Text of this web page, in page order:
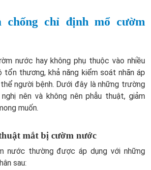
chống chỉ định mổ cườm
nước hay không phụ thuộc vào nhiều
thương, khả năng kiểm soát nhãn áp
người bệnh. Dưới đây là những trường
nên và không nên phẫu thuật, giảm
muốn.
mắt bị cườm nước
nước thường được áp dụng với những
sau: